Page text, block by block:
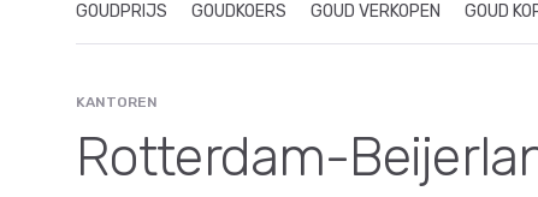
GOUDPRIJS GOUDKOERS GOUD VERKOPEN GOUD
KANTOREN
Rotterdam-